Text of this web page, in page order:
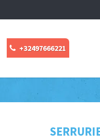
+32497666221